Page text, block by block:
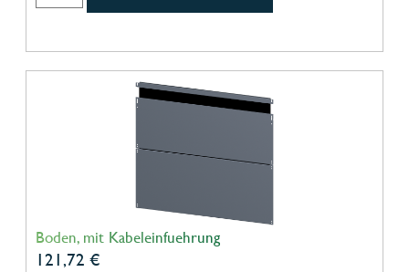
Boden, mit Kabeleinfuehrung
121,72 €